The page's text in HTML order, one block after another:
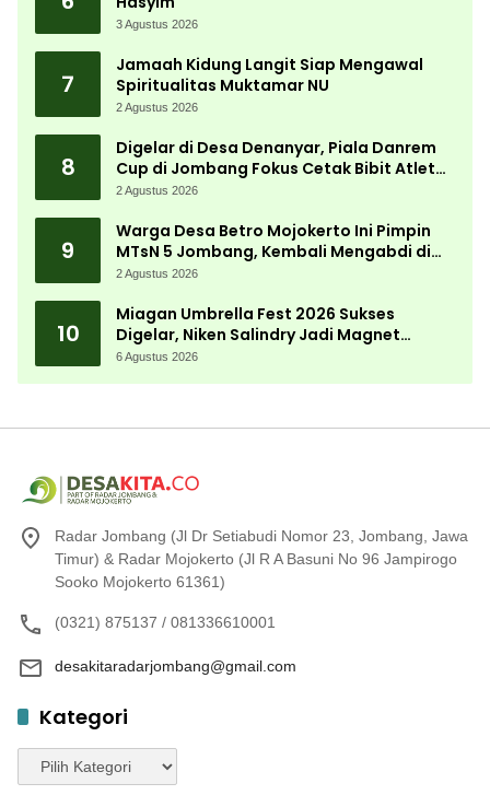
3 Agustus 2026
7
Jamaah Kidung Langit Siap Mengawal
Spiritualitas Muktamar NU
2 Agustus 2026
8
Digelar di Desa Denanyar, Piala Danrem
Cup di Jombang Fokus Cetak Bibit Atlet
Menembak Berprestasi
2 Agustus 2026
9
Warga Desa Betro Mojokerto Ini Pimpin
MTsN 5 Jombang, Kembali Mengabdi di
Almamater
2 Agustus 2026
10
Miagan Umbrella Fest 2026 Sukses
Digelar, Niken Salindry Jadi Magnet
Ribuan Pengunjung
6 Agustus 2026
Radar Jombang (Jl Dr Setiabudi Nomor 23, Jombang, Jawa
Timur) & Radar Mojokerto (Jl R A Basuni No 96 Jampirogo
Sooko Mojokerto 61361)
(0321) 875137 / 081336610001
desakitaradarjombang@gmail.com
Kategori
Kategori